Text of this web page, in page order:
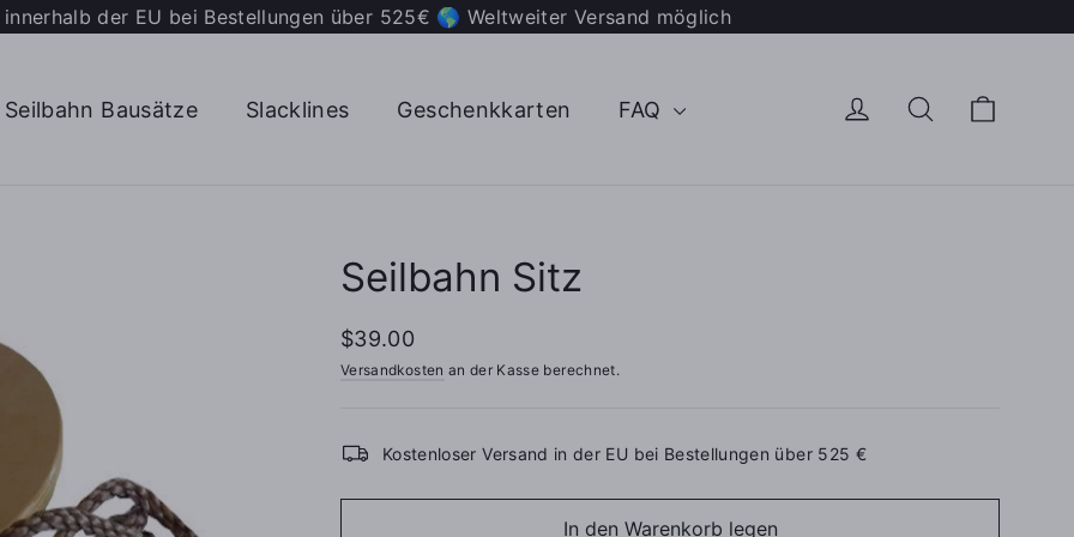
innerhalb der EU bei Bestellungen über 525€ 🌎 Weltweiter Versand möglich
Seilbahn Bausätze Slacklines Geschenkkarten FAQ Einloggen
Suche
Seilbahn Sitz
Regulären
Preis
$39.00
Versandkosten an der Kasse berechnet.
Kostenloser Versand in der EU bei Bestellungen über 525 €
In den Warenkorb legen